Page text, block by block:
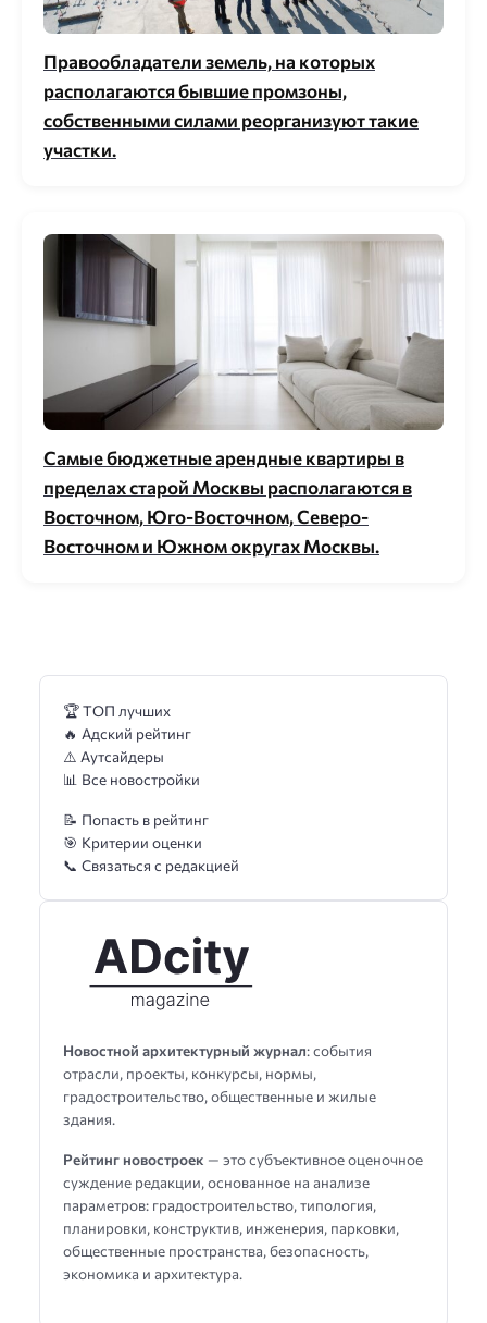
Правообладатели земель, на которых
располагаются бывшие промзоны,
собственными силами реорганизуют такие
участки.
Самые бюджетные арендные квартиры в
пределах старой Москвы располагаются в
Восточном, Юго-Восточном, Северо-
Восточном и Южном округах Москвы.
Новостной архитектурный журнал: события
отрасли, проекты, конкурсы, нормы,
градостроительство, общественные и жилые
здания.
Рейтинг новостроек — это субъективное оценочное
суждение редакции, основанное на анализе
параметров: градостроительство, типология,
планировки, конструктив, инженерия, парковки,
общественные пространства, безопасность,
экономика и архитектура.
🏆 ТОП лучших
🔥 Адский рейтинг
⚠️ Аутсайдеры
📊 Все новостройки
📝 Попасть в рейтинг
🎯 Критерии оценки
📞 Связаться с редакцией